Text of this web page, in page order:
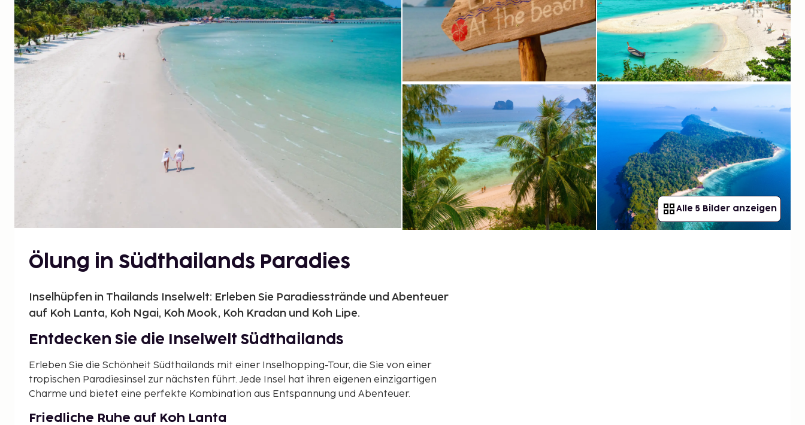
Alle 5 Bilder anzeigen
Ölung in Südthailands Paradies
Inselhüpfen in Thailands Inselwelt: Erleben Sie Paradiesstrände und Abenteuer
auf Koh Lanta, Koh Ngai, Koh Mook, Koh Kradan und Koh Lipe.
Entdecken Sie die Inselwelt Südthailands
Erleben Sie die Schönheit Südthailands mit einer Inselhopping-Tour, die Sie von einer
tropischen Paradiesinsel zur nächsten führt. Jede Insel hat ihren eigenen einzigartigen
Charme und bietet eine perfekte Kombination aus Entspannung und Abenteuer.
Friedliche Ruhe auf Koh Lanta